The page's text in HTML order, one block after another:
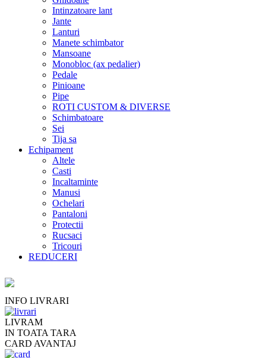
Intinzatoare lant
Jante
Lanturi
Manete schimbator
Mansoane
Monobloc (ax pedalier)
Pedale
Pinioane
Pipe
ROTI CUSTOM & DIVERSE
Schimbatoare
Sei
Tija sa
Echipament
Altele
Casti
Incaltaminte
Manusi
Ochelari
Pantaloni
Protectii
Rucsaci
Tricouri
REDUCERI
INFO LIVRARI
LIVRAM
IN TOATA TARA
CARD AVANTAJ